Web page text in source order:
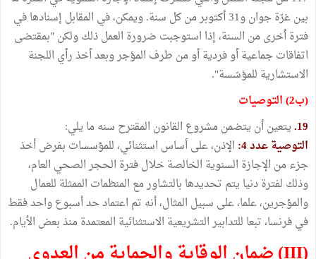
بين غرّة جوان و31 أكتوبر من كل سنة. ويمكن، في المقابل إسنادها في
فترة أخرى من السنة، إذا استوجبت ضرورة العمل ذلك ولكن "بمقتضى
اتفاقات جماعية أو فردية أو من طرف المؤجر وبعد أخذ رأي اللجنة
الاستشارية للمؤسّسة".
(ب2) التوصيات
19. يتعين أن يتضمن مشروع القانون المقترح سنه ما يلي:
التوصية عدد 4:
الإذن، على أساس استثنائي، للمؤسسات بفرض أخذ
جزء من الإجازة السنوية الخالصة خلال فترة الحجر الصحي العام،
وذلك لفترة دنيا يتم تحديدها بالتشاور مع المنظمات الممثلة للعمال
والمؤجرين، علما، على سبيل المثال، أنه تم اعتماد حد أسبوع واحد فقط
في فرنسا، تبعا للتدابير التشريعية الاستثنائية المعتمدة منذ بعض الأيام.